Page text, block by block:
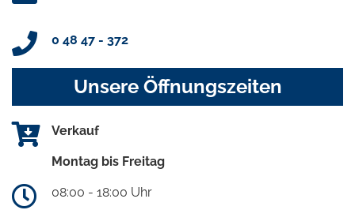
0 48 47 - 372
Unsere Öffnungszeiten
Verkauf
Montag bis Freitag
08:00 - 18:00 Uhr